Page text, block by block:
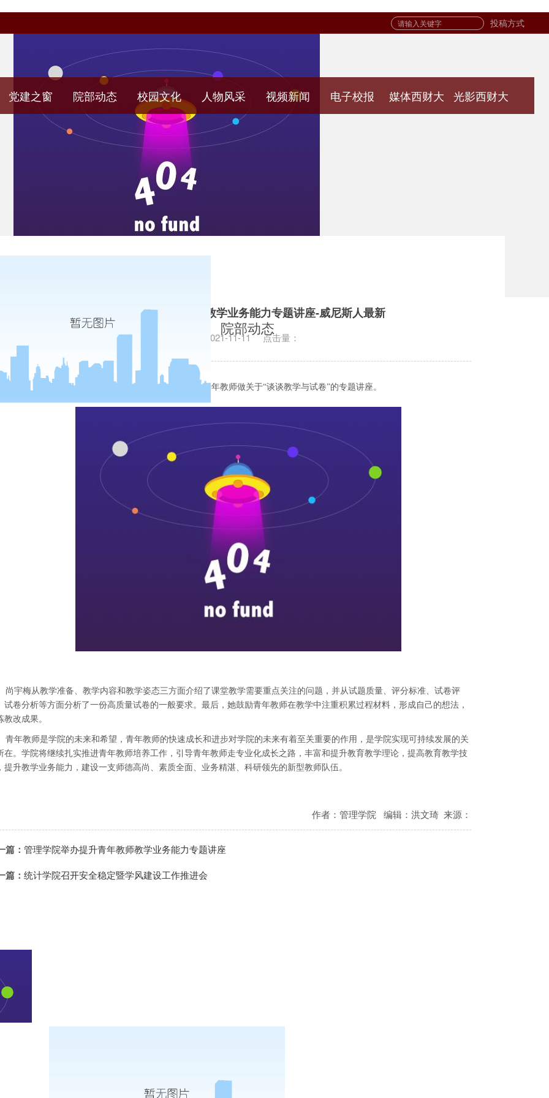
投稿方式
党建之窗 院部动态 校园文化 人物风采 视频新闻 电子校报 媒体西财大 光影西财大
院部动态
管理学院举办提升青年教师教学业务能力专题讲座-威尼斯人最新
发布日期：2021-11-11 点击量：
日中午，省级教学名师尚宇梅教授应邀为学院青年教师做关于“谈谈教学与试卷”的专题讲座。
尚宇梅从教学准备、教学内容和教学姿态三方面介绍了课堂教学需要重点关注的问题，并从试题质量、评分标准、试卷评
试卷分析等方面分析了一份高质量试卷的一般要求。最后，她鼓励青年教师在教学中注重积累过程材料，形成自己的想法，
教改成果。
青年教师是学院的未来和希望，青年教师的快速成长和进步对学院的未来有着至关重要的作用，是学院实现可持续发展的关
在。学院将继续扎实推进青年教师培养工作，引导青年教师走专业化成长之路，丰富和提升教育教学理论，提高教育教学技
提升教学业务能力，建设一支师德高尚、素质全面、业务精湛、科研领先的新型教师队伍。
作者：管理学院 编辑：洪文琦 来源：
篇： 管理学院举办提升青年教师教学业务能力专题讲座
篇： 统计学院召开安全稳定暨学风建设工作推进会